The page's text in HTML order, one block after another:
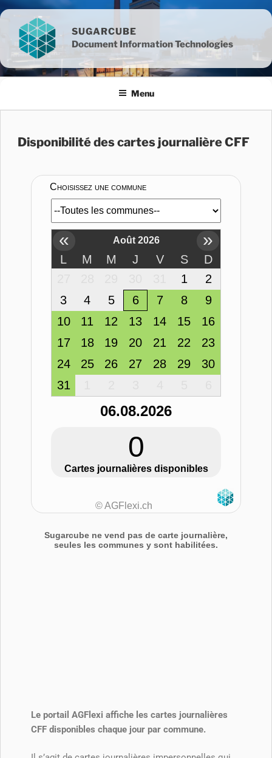
SUGARCUBE
Document Information Technologies
Menu
Disponibilité des cartes journalière CFF
Le portail AGFlexi affiche les cartes journalières
CFF disponibles chaque jour par commune.